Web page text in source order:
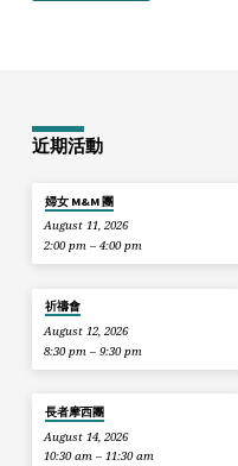
近期活動
婦女 M&M 團
August 11, 2026
2:00 pm – 4:00 pm
祈禱會
August 12, 2026
8:30 pm – 9:30 pm
長者摩西團
August 14, 2026
10:30 am – 11:30 am